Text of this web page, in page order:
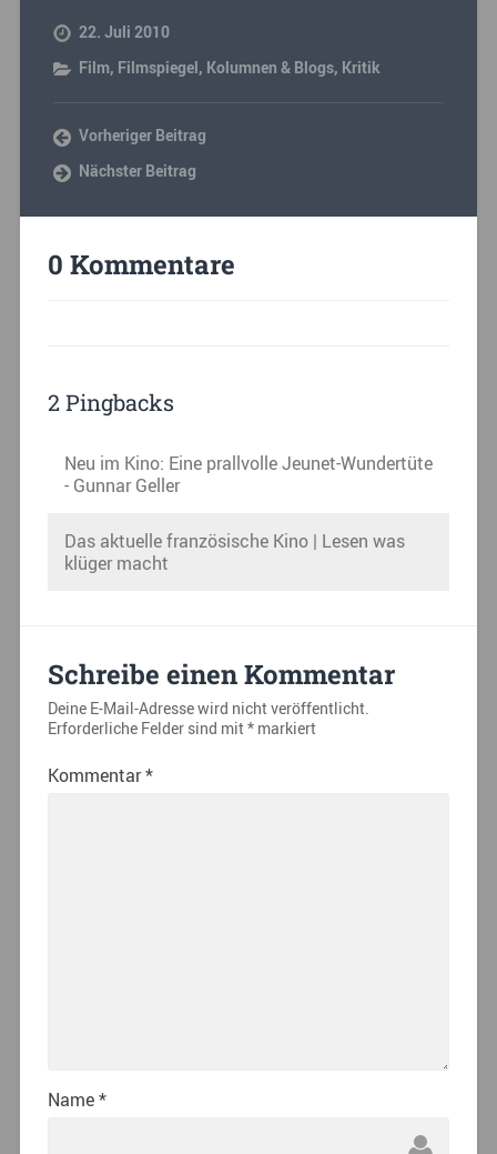
22. Juli 2010
Film, Filmspiegel, Kolumnen & Blogs, Kritik
Vorheriger Beitrag
Nächster Beitrag
0 Kommentare
2 Pingbacks
Neu im Kino: Eine prallvolle Jeunet-Wundertüte
- Gunnar Geller
Das aktuelle französische Kino | Lesen was
klüger macht
Schreibe einen Kommentar
Deine E-Mail-Adresse wird nicht veröffentlicht.
Erforderliche Felder sind mit*markiert
Kommentar*
Name*